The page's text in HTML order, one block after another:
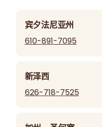
宾夕法尼亚州
610-891-7095
新泽西
626-718-7525